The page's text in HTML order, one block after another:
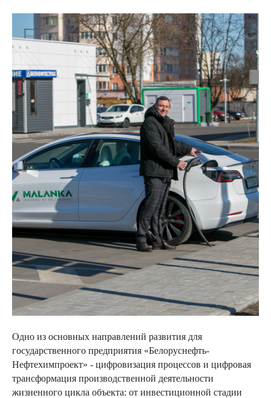
Одно из основных направлений развития для
государственного предприятия «Белоруснефть-
Нефтехимпроект» - цифровизация процессов и цифровая
трансформация производственной деятельности
жизненного цикла объекта: от инвестиционной стадии